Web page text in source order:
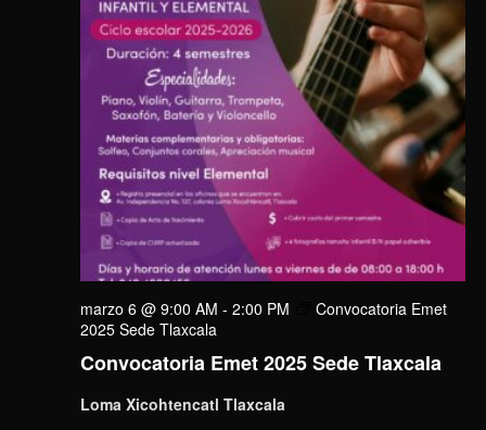
Convocatoria Emet 2025 Sede Tlaxcala
marzo 6 @ 9:00 AM - 2:00 PM
Convocatoria Emet
2025 Sede Tlaxcala
Loma Xicohtencatl Tlaxcala